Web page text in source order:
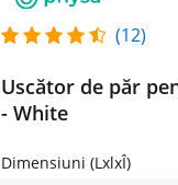
(12)
Uscător de păr
- White
Dimensiuni (LxlxÎ)